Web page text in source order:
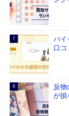
バイ
口コ
反物
が損